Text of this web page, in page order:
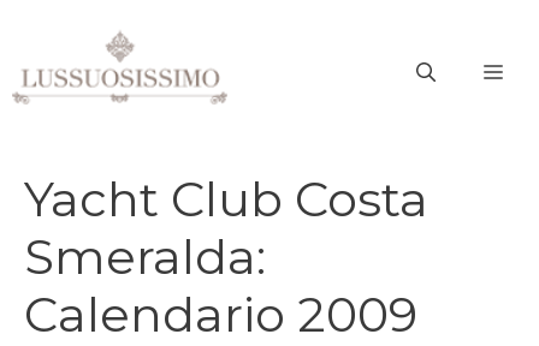
contenuto
Yacht Club Costa
Smeralda:
Calendario 2009